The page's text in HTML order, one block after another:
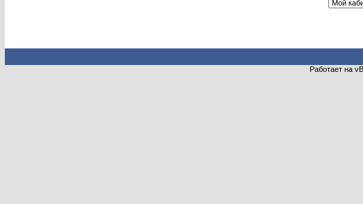
Работает на